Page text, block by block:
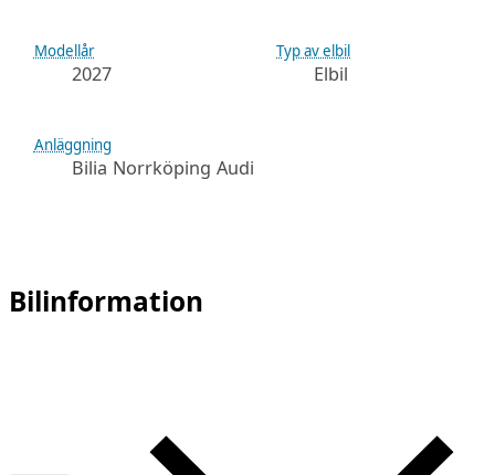
Modellår
2027
Typ av elbil
Elbil
Anläggning
Bilia Norrköping Audi
Bilinformation